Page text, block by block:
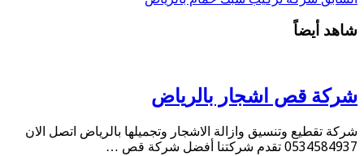
شاهد أيضاً
شركة قص اشجار بالرياض
شركة تقطيع وتنسيق وازالة الاشجار وتجميلها بالرياض اتصل الان
0534584937 تقدم شركتنا أفضل شركة قص …